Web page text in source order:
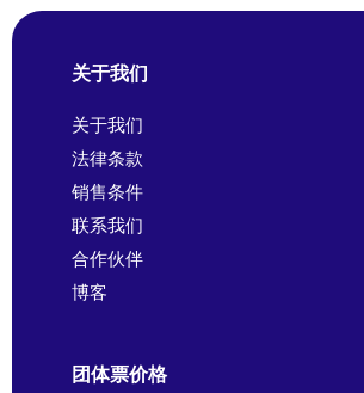
关于我们
关于我们
法律条款
销售条件
联系我们
合作伙伴
博客
团体票价格